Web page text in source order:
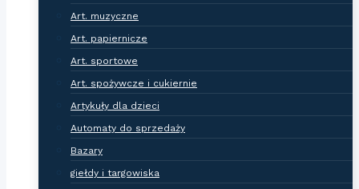
Art. muzyczne
Art. papiernicze
Art. sportowe
Art. spożywcze i cukiernie
Artykuły dla dzieci
Automaty do sprzedaży
Bazary
giełdy i targowiska